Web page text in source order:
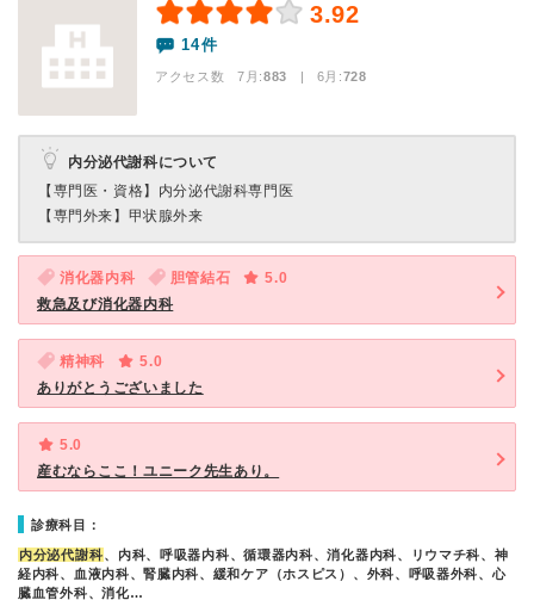
3.92
14件
アクセス数 7月:883 | 6月:728
内分泌代謝科について
【専門医・資格】 内分泌代謝科専門医
【専門外来】 甲状腺外来
消化器内科 胆管結石
5.0
救急及び消化器内科
精神科
5.0
ありがとうございました
5.0
産むならここ！ユニーク先生あり。
診療科目：
内分泌代謝科、内科、呼吸器内科、循環器内科、消化器内科、リウマチ科、神
経内科、血液内科、腎臓内科、緩和ケア（ホスピス）、外科、呼吸器外科、心
臓血管外科、消化…